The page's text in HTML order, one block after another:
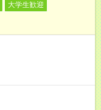
大学生歓迎